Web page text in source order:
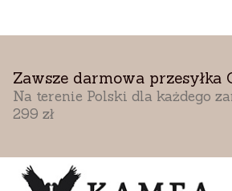
Zawsze darmowa przesyłka
Na terenie Polski dla każdego
299 zł